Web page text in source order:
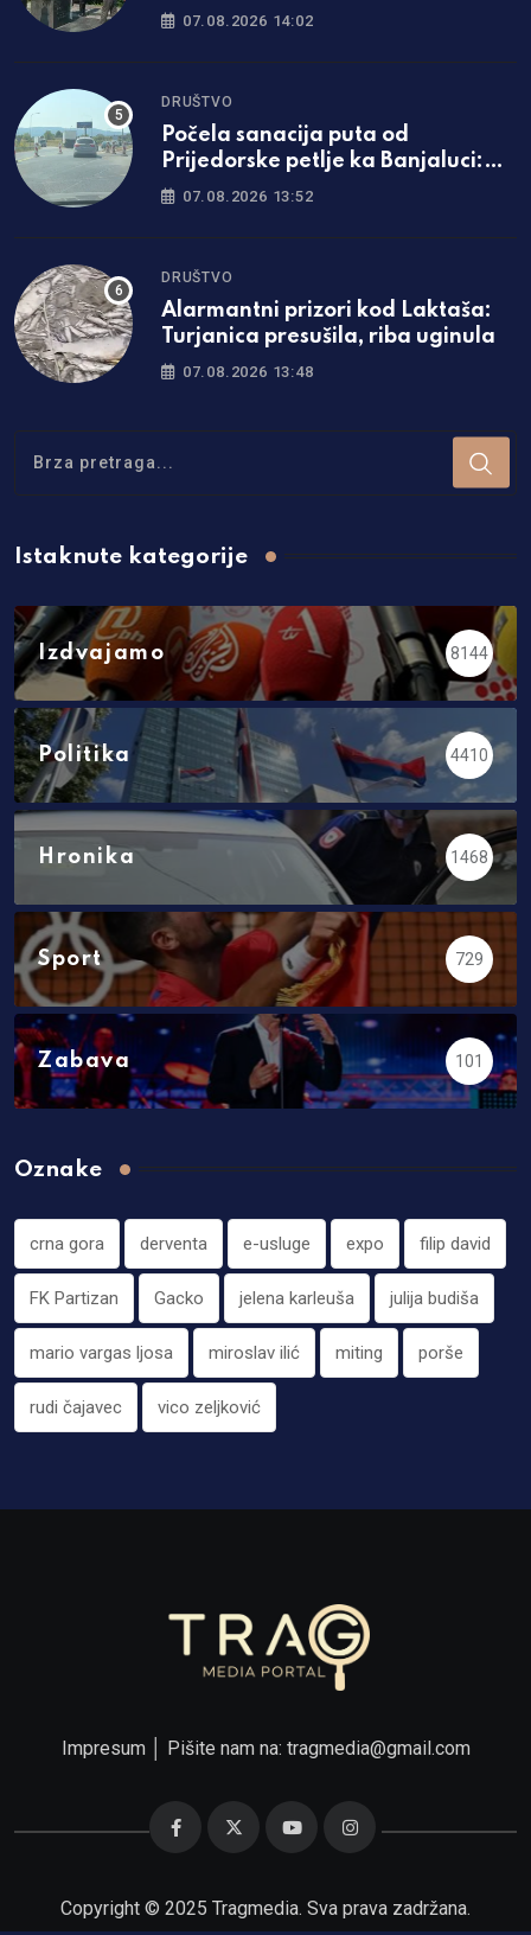
“Belih vukova”
07.08.2026 14:02
DRUŠTVO
Počela sanacija puta od
Prijedorske petlje ka Banjaluci:
Koliko će trajati?
07.08.2026 13:52
DRUŠTVO
Alarmantni prizori kod Laktaša:
Turjanica presušila, riba uginula
07.08.2026 13:48
Istaknute kategorije
Izdvajamo 8144
Politika 4410
Hronika 1468
Sport 729
Zabava 101
Oznake
crna gora derventa e-usluge expo filip david
FK Partizan Gacko jelena karleuša julija budiša
mario vargas ljosa miroslav ilić miting porše
rudi čajavec vico zeljković
Impresum│ Pišite nam na: tragmedia@gmail.com
Copyright © 2025 Tragmedia. Sva prava zadržana.